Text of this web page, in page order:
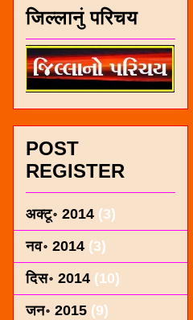
जिल्लानुं परिचय
POST
REGISTER
अक्टू॰ 2014 (3)
नव॰ 2014 (3)
दिस॰ 2014 (10)
जन॰ 2015 (9)